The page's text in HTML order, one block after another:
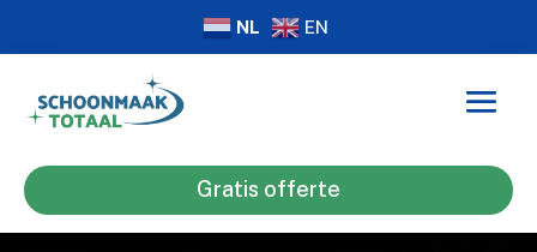
NL EN
Gratis offerte